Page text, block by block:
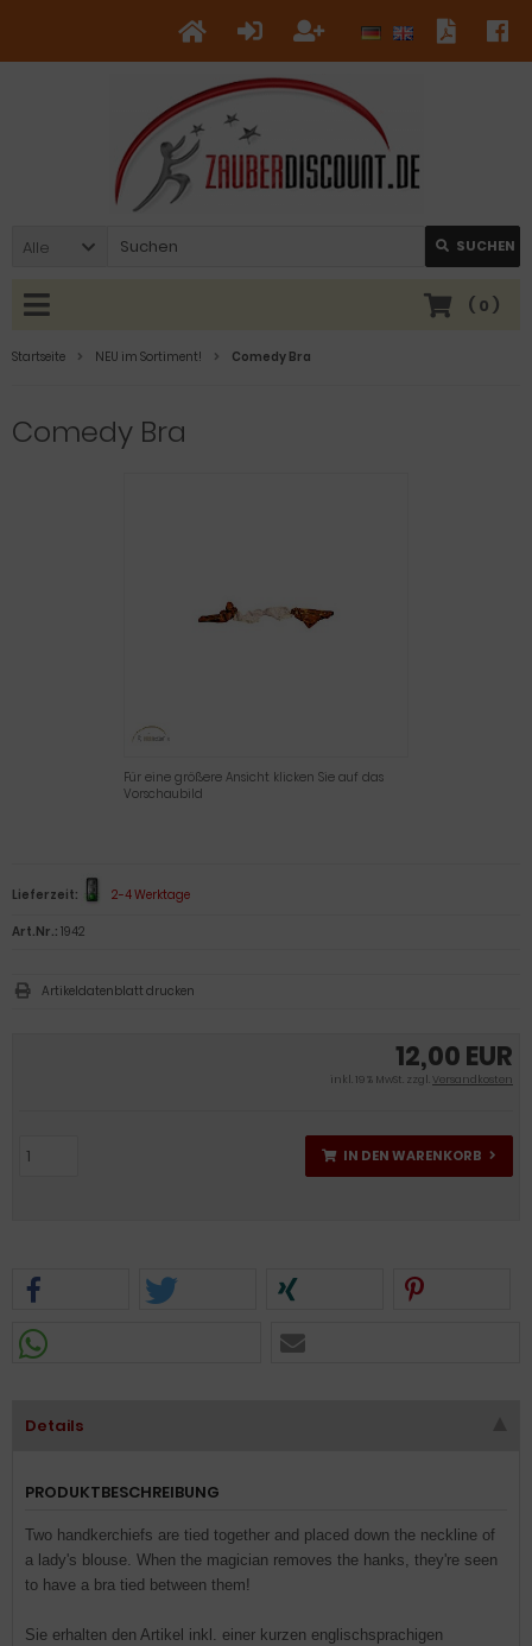
Alle SUCHEN
( 0 )
Startseite NEU im Sortiment! Comedy Bra
Comedy Bra
Für eine größere Ansicht klicken Sie auf das
Vorschaubild
12,00 EUR
inkl. 19 % MwSt. zzgl.Versandkosten
IN DEN WARENKORB
Lieferzeit: 2-4 Werktage
Art.Nr.: 1942
Artikeldatenblatt drucken
Details
PRODUKTBESCHREIBUNG
Two handkerchiefs are tied together and placed down the neckline of
a lady's blouse. When the magician removes the hanks, they're seen
to have a bra tied between them!
Sie erhalten den Artikel inkl. einer kurzen englischsprachigen